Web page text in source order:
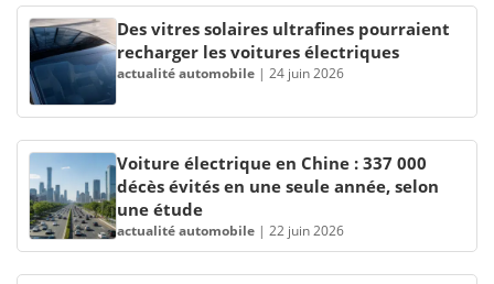
Des vitres solaires ultrafines pourraient
recharger les voitures électriques
actualité automobile | 24 juin 2026
Voiture électrique en Chine : 337 000
décès évités en une seule année, selon
une étude
actualité automobile | 22 juin 2026